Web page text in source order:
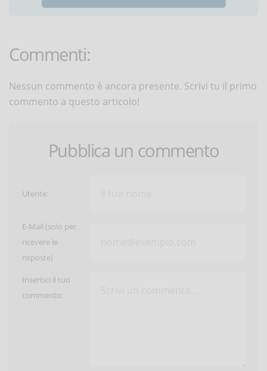
Commenti:
Nessun commento è ancora presente. Scrivi tu il primo
commento a questo articolo!
Pubblica un commento
Utente:
E-Mail (solo per
ricevere le
risposte)
Inserisci il tuo
commento: